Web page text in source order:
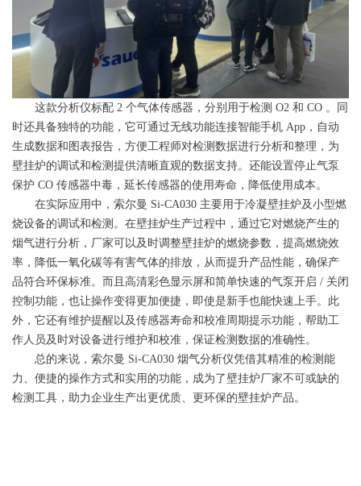
这款分析仪标配 2 个气体传感器，分别用于检测 O2 和 CO 。同
时还具备独特的功能，它可通过无线功能连接智能手机 App，自动
生成数据和图表报告，方便工程师对检测数据进行分析和整理，为
壁挂炉的调试和检测提供清晰直观的数据支持。还能设置停止气泵
保护 CO 传感器中毒，延长传感器的使用寿命，降低使用成本。
在实际应用中，索尔曼 Si-CA030 主要用于冷凝壁挂炉及小型燃
烧设备的调试和检测。在壁挂炉生产过程中，通过它对燃烧产生的
烟气进行分析，厂家可以及时调整壁挂炉的燃烧参数，提高燃烧效
率，降低一氧化碳等有害气体的排放，从而提升产品性能，确保产
品符合环保标准。而且高清彩色显示屏和简单快速的气泵开启 / 关闭
控制功能，也让操作变得更加便捷，即使是新手也能快速上手。此
外，它还有维护提醒以及传感器寿命和校准周期提示功能，帮助工
作人员及时对设备进行维护和校准，保证检测数据的准确性。
总的来说，索尔曼 Si-CA030 烟气分析仪凭借其精准的检测能
力、便捷的操作方式和实用的功能，成为了壁挂炉厂家不可或缺的
检测工具，助力企业生产出更优质、更环保的壁挂炉产品。